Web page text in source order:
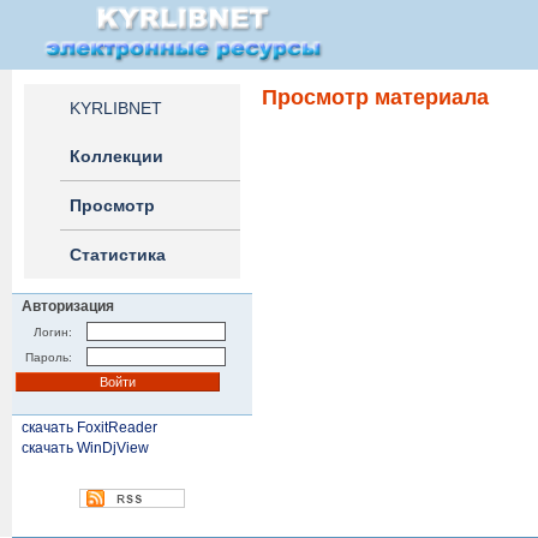
KYRLIBNET
Коллекции
Просмотр
Статистика
Авторизация
Логин:
Пароль:
скачать FoxitReader
скачать WinDjView
Просмотр материала